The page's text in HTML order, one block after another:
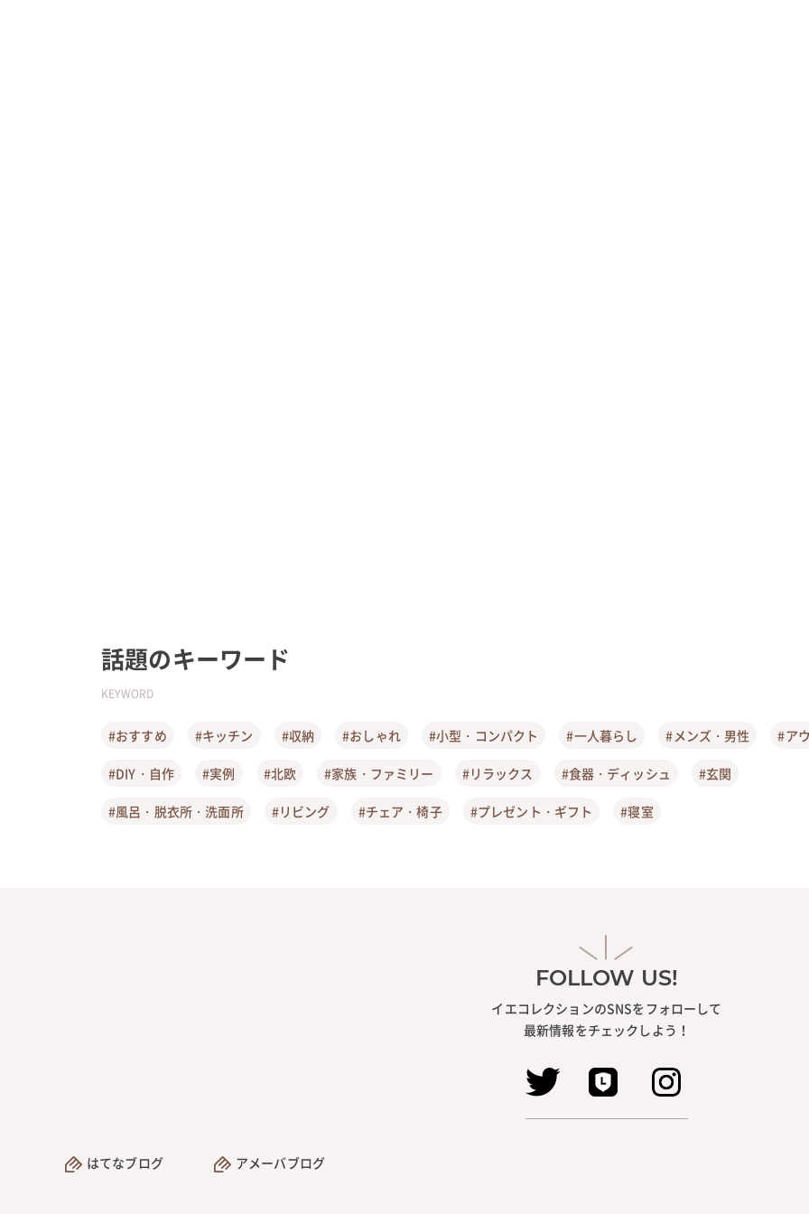
話題のキーワード
KEYWORD
#おすすめ #キッチン #収納 #おしゃれ #小型・コンパクト #一人暮らし #メンズ・男性 #ア
#DIY・自作 #実例 #北欧 #家族・ファミリー #リラックス #食器・ディッシュ #玄関
#風呂・脱衣所・洗面所 #リビング #チェア・椅子 #プレゼント・ギフト #寝室
FOLLOW US!
イエコレクションのSNSをフォローして
最新情報をチェックしよう！
はてなブログ アメーバブログ